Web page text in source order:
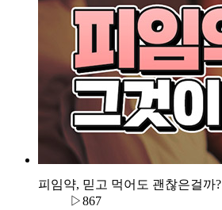
피임약, 믿고 먹어도 괜찮은걸까?
▷867